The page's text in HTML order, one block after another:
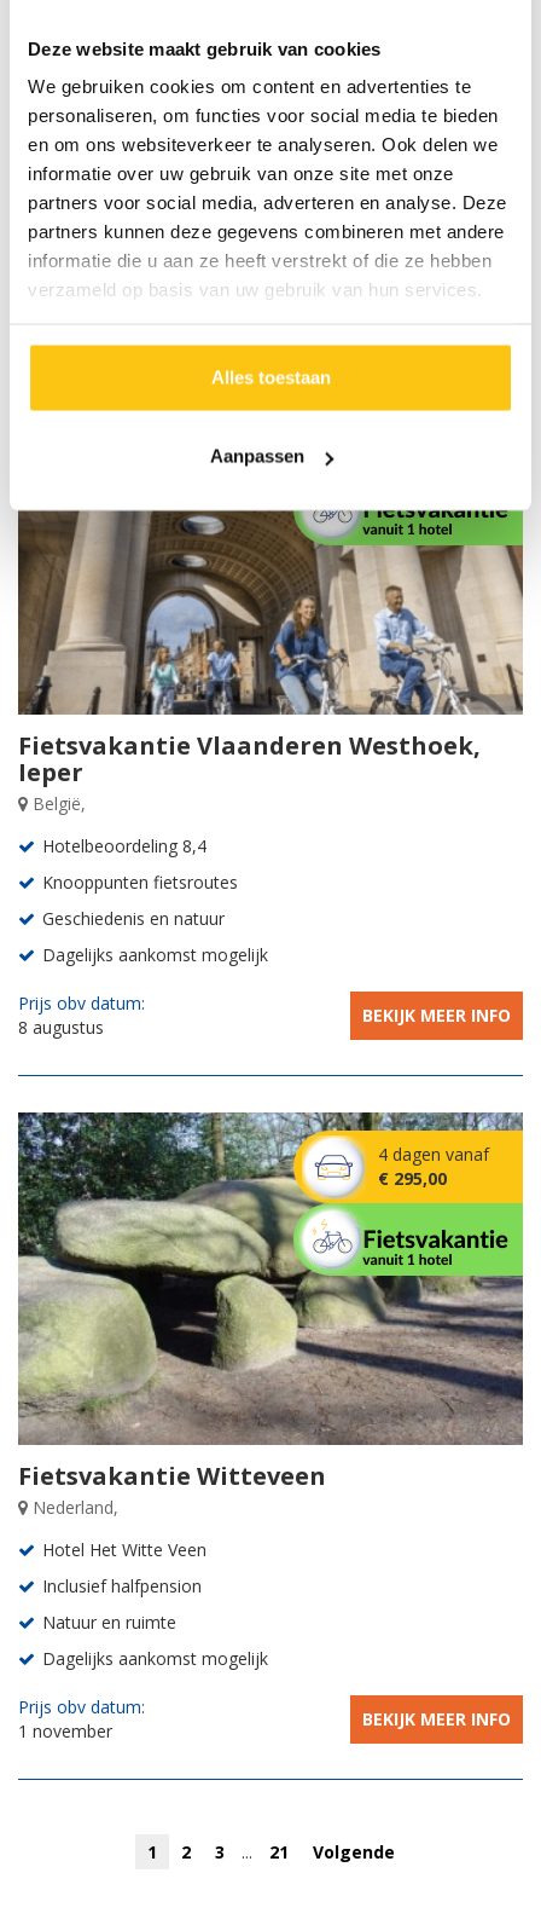
Deze website maakt gebruik van cookies
We gebruiken cookies om content en advertenties te
personaliseren, om functies voor social media te bieden
en om ons websiteverkeer te analyseren. Ook delen we
informatie over uw gebruik van onze site met onze
partners voor social media, adverteren en analyse. Deze
partners kunnen deze gegevens combineren met andere
informatie die u aan ze heeft verstrekt of die ze hebben
verzameld op basis van uw gebruik van hun services.
Alles toestaan
Aanpassen
Fietsweekend Drenthe
drie grote natuurgebieden
eigen chalet of luxe tentlodges
fietsroutes
persoonlijke begeleiding
Prijs obv datum:
4 september
BEKIJK MEER INFO
Fietsvakantie Vlaanderen Westhoek,
Ieper
België,
Hotelbeoordeling 8,4
Knooppunten fietsroutes
Geschiedenis en natuur
Dagelijks aankomst mogelijk
Prijs obv datum:
8 augustus
BEKIJK MEER INFO
Fietsvakantie Witteveen
Nederland,
Hotel Het Witte Veen
Inclusief halfpension
Natuur en ruimte
Dagelijks aankomst mogelijk
Prijs obv datum:
1 november
BEKIJK MEER INFO
4 dagen vanaf
€ 295,00
1 2 3 ... 21 Volgende